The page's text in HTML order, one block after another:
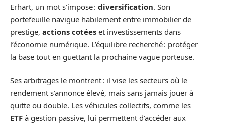
Erhart, un mot s’impose : diversification. Son
portefeuille navigue habilement entre immobilier de
prestige, actions cotées et investissements dans
l’économie numérique. L’équilibre recherché : protéger
la base tout en guettant la prochaine vague porteuse.
Ses arbitrages le montrent : il vise les secteurs où le
rendement s’annonce élevé, mais sans jamais jouer à
quitte ou double. Les véhicules collectifs, comme les
ETF à gestion passive, lui permettent d’accéder aux